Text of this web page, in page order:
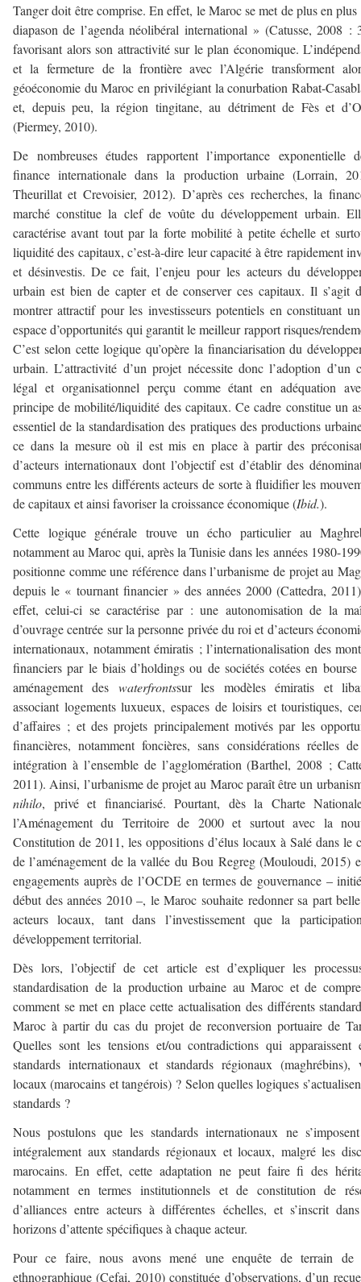
Tanger doit être comprise. En effet, le Maroc se met de plus en
diapason de l’agenda néolibéral international » (Catusse, 2008 :
favorisant alors son attractivité sur le plan économique.
et la fermeture de la frontière avec l’Algérie transforment
géoéconomie du Maroc en privilégiant la conurbation Rabat-
et, depuis peu, la région tingitane, au détriment de Fès et
(Piermey, 2010).
De nombreuses études rapportent l’importance exponentielle
finance internationale dans la production urbaine (Lorrain,
Theurillat et Crevoisier, 2012). D’après ces recherches, la
marché constitue la clef de voûte du développement urbain.
caractérise avant tout par la forte mobilité à petite échelle et
liquidité des capitaux, c’est-à-dire leur capacité à être rapidement
et désinvestis. De ce fait, l’enjeu pour les acteurs du
urbain est bien de capter et de conserver ces capitaux. Il s’agit
montrer attractif pour les investisseurs potentiels en constituant
espace d’opportunités qui garantit le meilleur rapport risques/
C’est selon cette logique qu’opère la financiarisation du
urbain. L’attractivité d’un projet nécessite donc l’adoption d’un
légal et organisationnel perçu comme étant en adéquation
principe de mobilité/liquidité des capitaux. Ce cadre constitue un
essentiel de la standardisation des pratiques des productions
ce dans la mesure où il est mis en place à partir des
d’acteurs internationaux dont l’objectif est d’établir des
communs entre les différents acteurs de sorte à fluidifier les
de capitaux et ainsi favoriser la croissance économique (Ibid.).
Cette logique générale trouve un écho particulier au
notamment au Maroc qui, après la Tunisie dans les années 1980-
positionne comme une référence dans l’urbanisme de projet au
depuis le « tournant financier » des années 2000 (Cattedra,
effet, celui-ci se caractérise par : une autonomisation de la
d’ouvrage centrée sur la personne privée du roi et d’acteurs
internationaux, notamment émiratis ; l’internationalisation des
financiers par le biais d’holdings ou de sociétés cotées en
aménagement des waterfrontssur les modèles émiratis et
associant logements luxueux, espaces de loisirs et touristiques,
d’affaires ; et des projets principalement motivés par les
financières, notamment foncières, sans considérations réelles
intégration à l’ensemble de l’agglomération (Barthel, 2008 ;
2011). Ainsi, l’urbanisme de projet au Maroc paraît être un
nihilo, privé et financiarisé. Pourtant, dès la Charte
l’Aménagement du Territoire de 2000 et surtout avec la
Constitution de 2011, les oppositions d’élus locaux à Salé dans le
de l’aménagement de la vallée du Bou Regreg (Mouloudi, 2015)
engagements auprès de l’OCDE en termes de gouvernance –
début des années 2010 –, le Maroc souhaite redonner sa part
acteurs locaux, tant dans l’investissement que la
développement territorial.
Dès lors, l’objectif de cet article est d’expliquer les
standardisation de la production urbaine au Maroc et de
comment se met en place cette actualisation des différents
Maroc à partir du cas du projet de reconversion portuaire de
Quelles sont les tensions et/ou contradictions qui apparaissent
standards internationaux et standards régionaux (maghrébins),
locaux (marocains et tangérois) ? Selon quelles logiques
standards ?
Nous postulons que les standards internationaux ne
intégralement aux standards régionaux et locaux, malgré les
marocains. En effet, cette adaptation ne peut faire fi des
notamment en termes institutionnels et de constitution de
d’alliances entre acteurs à différentes échelles, et s’inscrit
horizons d’attente spécifiques à chaque acteur.
Pour ce faire, nous avons mené une enquête de terrain de
ethnographique (Cefai, 2010) constituée d’observations, d’un